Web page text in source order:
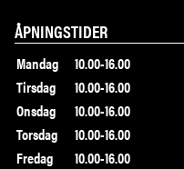
ÅPNINGSTIDER
Mandag
10.00-16.00
Tirsdag
10.00-16.00
Onsdag
10.00-16.00
Torsdag
10.00-16.00
Fredag
10.00-16.00